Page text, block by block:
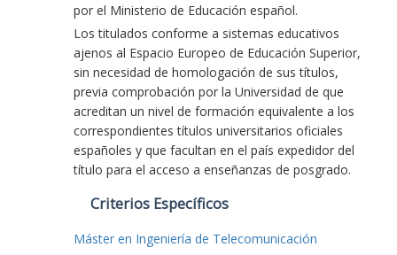
por el Ministerio de Educación español.
Los titulados conforme a sistemas educativos
ajenos al Espacio Europeo de Educación Superior,
sin necesidad de homologación de sus títulos,
previa comprobación por la Universidad de que
acreditan un nivel de formación equivalente a los
correspondientes títulos universitarios oficiales
españoles y que facultan en el país expedidor del
título para el acceso a enseñanzas de posgrado.
Criterios Específicos
Máster en Ingeniería de Telecomunicación